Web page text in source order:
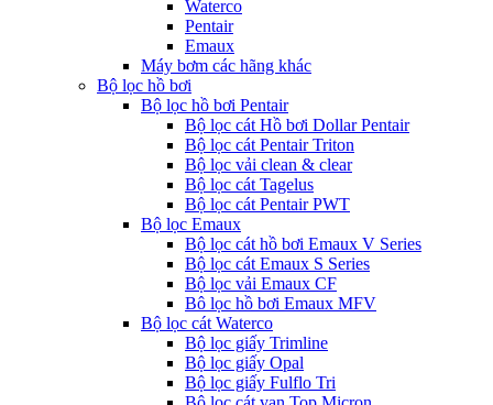
Waterco
Pentair
Emaux
Máy bơm các hãng khác
Bộ lọc hồ bơi
Bộ lọc hồ bơi Pentair
Bộ lọc cát Hồ bơi Dollar Pentair
Bộ lọc cát Pentair Triton
Bộ lọc vải clean & clear
Bộ lọc cát Tagelus
Bộ lọc cát Pentair PWT
Bộ lọc Emaux
Bộ lọc cát hồ bơi Emaux V Series
Bộ lọc cát Emaux S Series
Bộ lọc vải Emaux CF
Bô lọc hồ bơi Emaux MFV
Bộ lọc cát Waterco
Bộ lọc giấy Trimline
Bộ lọc giấy Opal
Bộ lọc giấy Fulflo Tri